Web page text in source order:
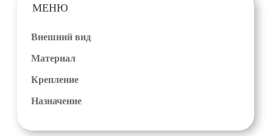
МЕНЮ
Внешний вид
Материал
Крепление
Назначение